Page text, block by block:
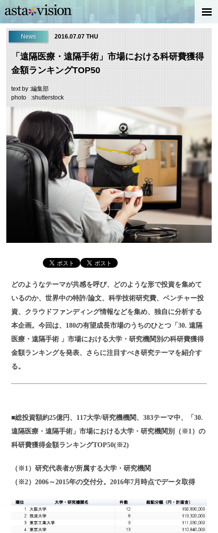
News 2016.07.07 THU
「遠隔医療・遠隔手術」市場における科研費獲得
金額ランキングTOP50
text by :編集部
photo :shutterstock
どのようなテーマが共感を呼び、どのような形で投資を集めて
いるのか、世界中の特許/論文、科学技術研究費、ベンチャー投
資、クラウドファンディング情報などを集め、独自に分析する
本企画。今回は、180の有望成長市場のうちのひとつ「30. 遠隔
医療・遠隔手術 」市場における大学・研究機関別の科研費獲得
金額ランキングを発表、さらに注目すべき研究テーマを紹介す
る。
■総投資額約25億円、117大学/研究機機関、383テーマ中、「30.
遠隔医療・遠隔手術」市場における大学・研究機関別（※1）の
科研費獲得金額ランキングTOP50(※2)
（※1）研究代表者が所属する大学・研究機関
（※2）2006～2015年の交付分。2016年7月時点でデータ取得